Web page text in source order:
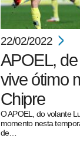
22/02/2022
APOEL,
vive ótimo
Chipre
O APOEL, do volante
momento nesta
de…